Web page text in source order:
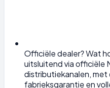
Officiële dealer? Wat
uitsluitend via officiële
distributiekanalen,
fabrieksgarantie en